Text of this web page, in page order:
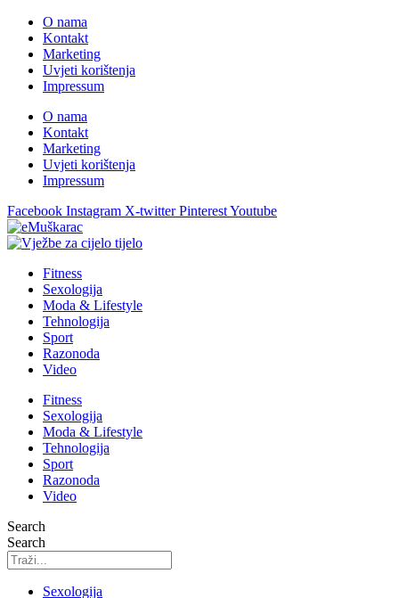
O nama
Kontakt
Marketing
Uvjeti korištenja
Impressum
O nama
Kontakt
Marketing
Uvjeti korištenja
Impressum
Facebook Instagram X-twitter PinterestYoutube
Fitness
Sexologija
Moda & Lifestyle
Tehnologija
Sport
Razonoda
Video
Fitness
Sexologija
Moda & Lifestyle
Tehnologija
Sport
Razonoda
Video
Search
Search
Sexologija